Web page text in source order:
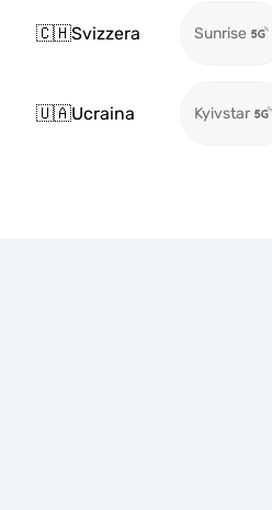
🇨🇭Svizzera Sunrise
🇺🇦Ucraina Kyivstar